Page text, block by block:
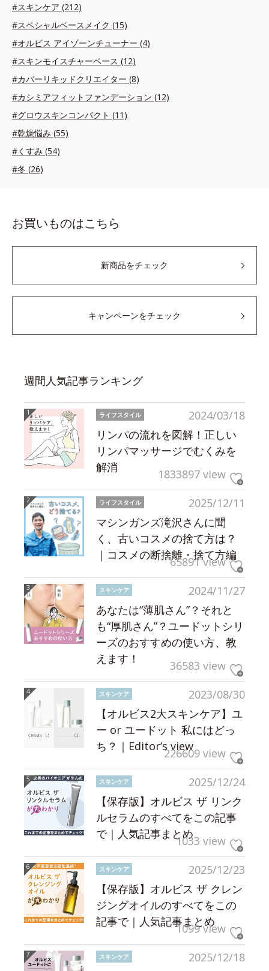
#スキンケア (212)
#スペシャルベースメイク (15)
#オルビス アイゾーンチューナー (4)
#スキンモイスチャーベース (12)
#カバーリキッドクリエイター (8)
#カシミアフィットファンデーション (12)
#グロウスキンコンパクト (11)
#乾燥悩み (55)
#くすみ (54)
#冬 (26)
お買いものはこちら
新商品をチェック
キャンペーンをチェック
週間人気記事ランキング
2024/03/18
ライフスタイル
リンパの流れを図解！正しい
リンパマッサージでむくみを
解消
1833897 view
2025/12/11
ライフスタイル
マシンガンズ滝沢さんに聞
く、古いコスメの捨て方は？
｜コスメの断捨離・捨て方編
65891 view
2024/11/27
スキンケア
あなたは“薄肌さん”？それと
も“厚肌さん”？ユードットシリ
ーズのおすすめの使い方、教
えます！
36583 view
2023/08/30
スキンケア
【オルビス2大スキンケア】ユ
ー or ユードット 私にはどっ
ち？｜Editor’s view226609 view
2025/12/24
スキンケア
【保存版】オルビス ザ リンク
ルセラムのすべてをこの記事
で｜人気記事まとめ1033 view
2025/12/23
スキンケア
【保存版】オルビス ザ クレン
ジングオイルのすべてをこの
記事で｜人気記事まとめ
1099 view
2025/12/18
スキンケア